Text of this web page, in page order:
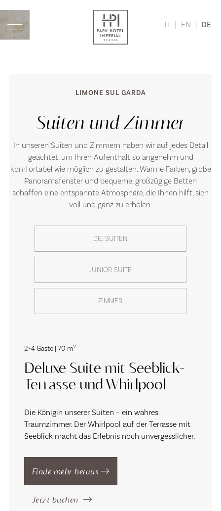
IT EN DE
LIMONE SUL GARDA
Suiten und Zimmer
In unseren Suiten und Zimmern haben wir auf jedes Detail
geachtet, um Ihren Aufenthalt so angenehm und
komfortabel wie möglich zu gestalten. Warme Farben, große
Panoramafenster und bequeme, großzügige Betten
schaffen eine entspannte Atmosphäre, die Ihnen hilft, sich
voll und ganz zu erholen.
DIE SUITEN
JUNIOR SUITE
ZIMMER
2-4 Gäste | 70 m2
Deluxe Suite mit Seeblick-
Terrasse und Whirlpool
Die Königin unserer Suiten – ein wahres
Traumzimmer. Der Whirlpool auf der Terrasse mit
Seeblick macht das Erlebnis noch unvergesslicher.
Finde mehr heraus
Jetzt buchen